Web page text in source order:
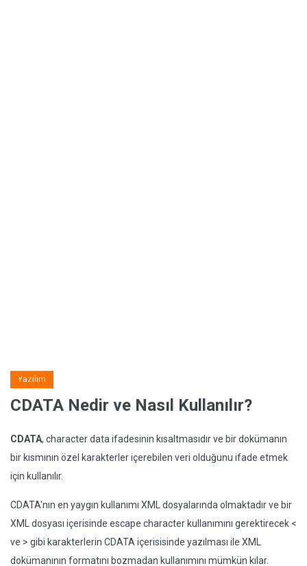
Yazılım
CDATA Nedir ve Nasıl Kullanılır?
CDATA, character data ifadesinin kısaltmasıdır ve bir dokümanın
bir kısmının özel karakterler içerebilen veri olduğunu ifade etmek
için kullanılır.
CDATA'nın en yaygın kullanımı XML dosyalarında olmaktadır ve bir
XML dosyası içerisinde escape character kullanımını gerektirecek <
ve > gibi karakterlerin CDATA içerisisinde yazılması ile XML
dokümanının formatını bozmadan kullanımını mümkün kılar.